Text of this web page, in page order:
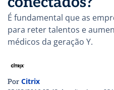
É fundamental que as
para reter talentos e
médicos da geração Y.
Por Citrix